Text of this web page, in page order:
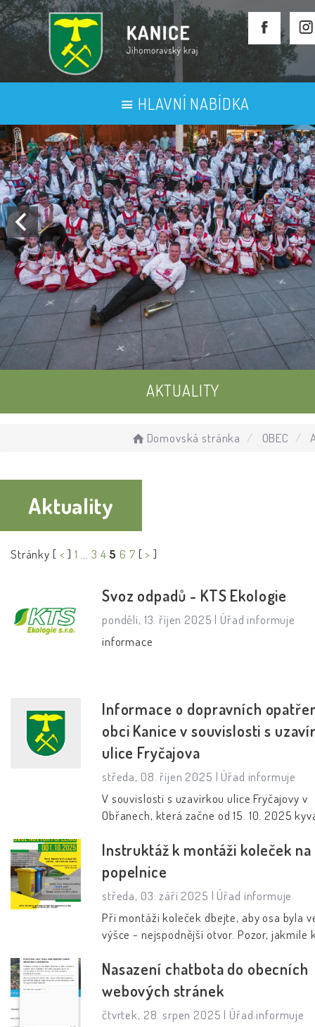
HLAVNÍ NABÍDKA
AKTUALITY
UDÁLOSTI
ÚŘEDNÍ DESKA
Domovská stránka OBEC
Aktuality
Stránky [ < ] 1 ... 3 4 56 7 [ > ]
Svoz odpadů - KTS Ekologie
pondělí, 13. říjen 2025 | Úřad informuje
informace
Informace o dopravních
obci Kanice v souvislosti s
ulice Fryčajova
středa, 08. říjen 2025 | Úřad informuje
V souvislosti s uzavírkou ulice Fryčajovy v
Obřanech, která začne od 15. 10. 2025
byla na základě požadavku obce
dopravní opatření v obci Kanice: Před
pro chodce na návsi a před přechodem
dále směrem na Ochoz u Brna budou
dopravní značky omezující maximální
30 km/h. V úseku mezi koncem obce
osazeny dopravní značky upozorňující na
pohyb chodců a omezující maximální
50 km/h. Věříme, že tato dopravní
přispějí k vyšší bezpečnosti chodců při
Instruktáž k montáži koleček na
popelnice
středa, 03. září 2025 | Úřad informuje
Při montáži koleček dbejte, aby osa byla
výšce - nejspodnější otvor. Pozor, jakmile
Nasazení chatbota do obecních
webových stránek
čtvrtek, 28. srpen 2025 | Úřad informuje